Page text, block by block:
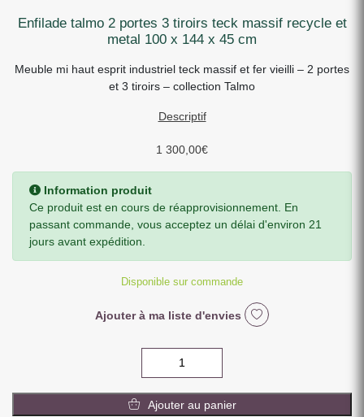
enfilade talmo 2 portes 3 tiroirs teck massif recycle et
metal 100 x 144 x 45 cm
Meuble mi haut esprit industriel teck massif et fer vieilli – 2 portes
et 3 tiroirs – collection Talmo
Descriptif
1 300,00€
Information produit
Ce produit est en cours de réapprovisionnement. En
passant commande, vous acceptez un délai d'environ 21
jours avant expédition.
Disponible sur commande
Ajouter à ma liste d'envies
TALMO
Ajouter au panier